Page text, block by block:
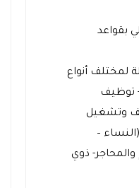
بقواعد
أنواع
توظيف
وتشغيل
–
والمحاجر- ذوي